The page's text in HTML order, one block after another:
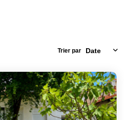
Trier par